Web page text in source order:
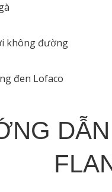
không đường
đen Lofaco
DẪN